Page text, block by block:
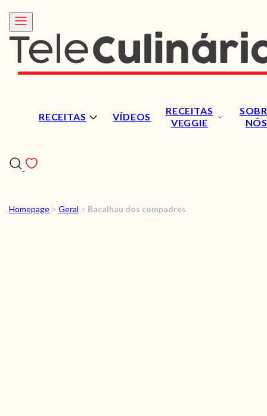
RECEITAS VÍDEOS
RECEITAS
VEGGIE
NÓS
RECEITAS
Homepage > Geral > Bacalhau dos compadres